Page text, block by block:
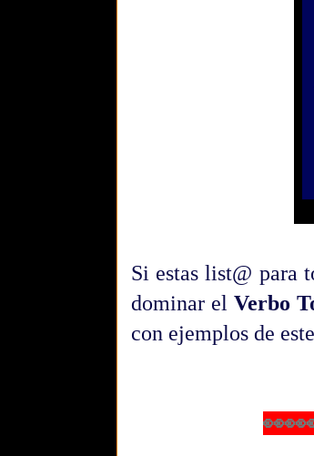
Si estas list@ para
dominar el Verbo
con ejemplos de